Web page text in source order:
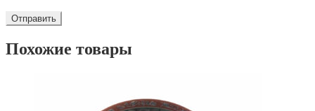
Похожие товары